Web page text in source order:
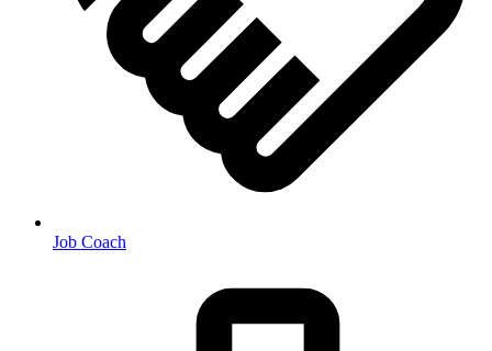
Job Coach